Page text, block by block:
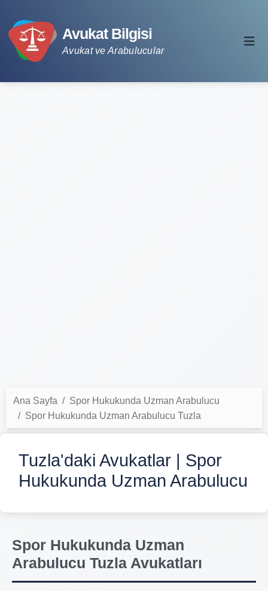
Avukat Bilgisi
Avukat ve Arabulucular
Ana Sayfa
Spor Hukukunda Uzman Arabulucu
Spor Hukukunda Uzman Arabulucu Tuzla
Tuzla'daki Avukatlar | Spor
Hukukunda Uzman Arabulucu
Spor Hukukunda Uzman
Arabulucu Tuzla Avukatları